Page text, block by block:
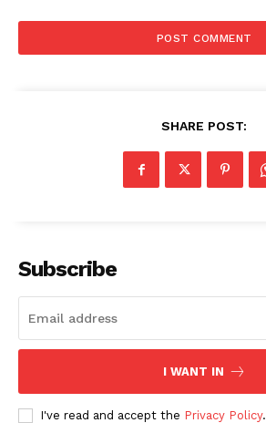
SHARE POST:
Subscribe
I WANT IN
I've read and accept the Privacy Policy.